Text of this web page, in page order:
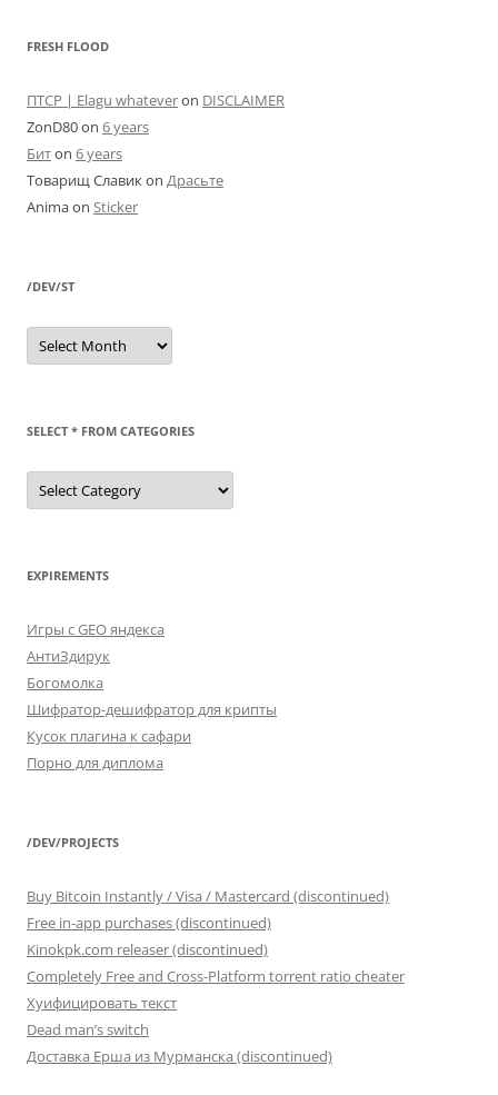
FRESH FLOOD
ПТСР | Elagu whateveron DISCLAIMER
ZonD80on 6 years
Битon 6 years
Товарищ Славикon Драсьте
Animaon Sticker
/DEV/ST
/dev/st
SELECT * FROM CATEGORIES
SELECT
FROM
EXPIREMENTS
Игры с GEO яндекса
АнтиЗдирук
Богомолка
Шифратор-дешифратор для крипты
Кусок плагина к сафари
Порно для диплома
/DEV/PROJECTS
Buy Bitcoin Instantly / Visa / Mastercard (discontinued)
Free in-app purchases (discontinued)
Kinokpk.com releaser (discontinued)
Completely Free and Cross-Platform torrent ratio cheater
Хуифицировать текст
Dead man’s switch
Доставка Ерша из Мурманска (discontinued)